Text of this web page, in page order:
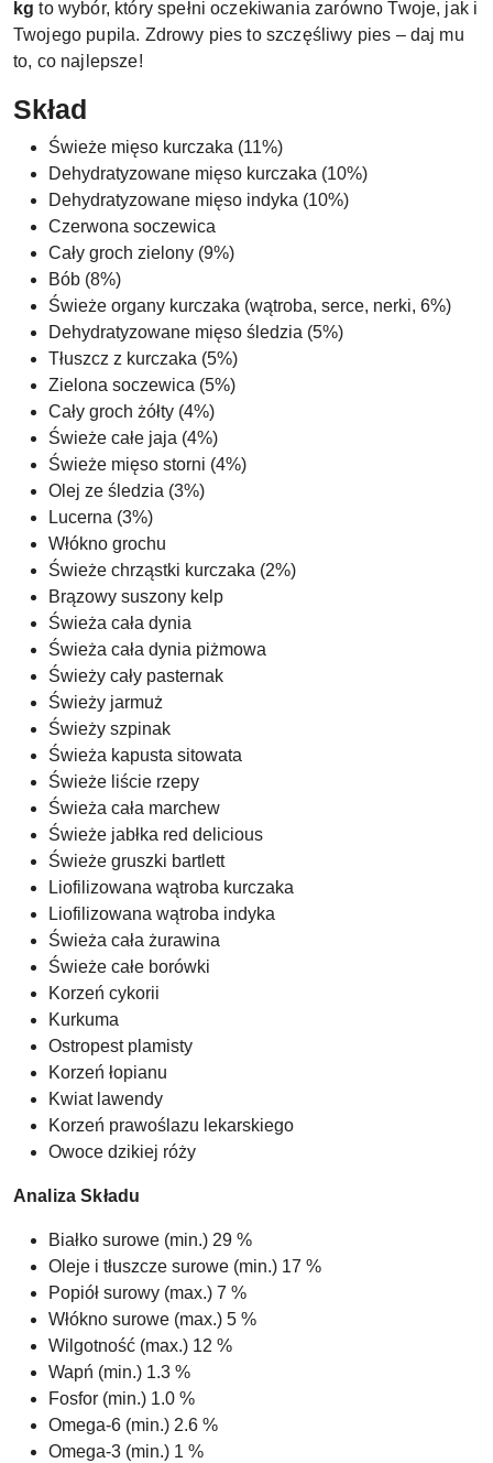
kg to wybór, który spełni oczekiwania zarówno Twoje, jak i
Twojego pupila. Zdrowy pies to szczęśliwy pies – daj mu
to, co najlepsze!
Skład
Świeże mięso kurczaka (11%)
Dehydratyzowane mięso kurczaka (10%)
Dehydratyzowane mięso indyka (10%)
Czerwona soczewica
Cały groch zielony (9%)
Bób (8%)
Świeże organy kurczaka (wątroba, serce, nerki, 6%)
Dehydratyzowane mięso śledzia (5%)
Tłuszcz z kurczaka (5%)
Zielona soczewica (5%)
Cały groch żółty (4%)
Świeże całe jaja (4%)
Świeże mięso storni (4%)
Olej ze śledzia (3%)
Lucerna (3%)
Włókno grochu
Świeże chrząstki kurczaka (2%)
Brązowy suszony kelp
Świeża cała dynia
Świeża cała dynia piżmowa
Świeży cały pasternak
Świeży jarmuż
Świeży szpinak
Świeża kapusta sitowata
Świeże liście rzepy
Świeża cała marchew
Świeże jabłka red delicious
Świeże gruszki bartlett
Liofilizowana wątroba kurczaka
Liofilizowana wątroba indyka
Świeża cała żurawina
Świeże całe borówki
Korzeń cykorii
Kurkuma
Ostropest plamisty
Korzeń łopianu
Kwiat lawendy
Korzeń prawoślazu lekarskiego
Owoce dzikiej róży
Analiza Składu
Białko surowe (min.) 29 %
Oleje i tłuszcze surowe (min.) 17 %
Popiół surowy (max.) 7 %
Włókno surowe (max.) 5 %
Wilgotność (max.) 12 %
Wapń (min.) 1.3 %
Fosfor (min.) 1.0 %
Omega-6 (min.) 2.6 %
Omega-3 (min.) 1 %